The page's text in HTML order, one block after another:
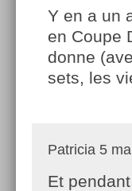
Y en a un
en Coupe
donne
sets, les
Patricia 5
Et